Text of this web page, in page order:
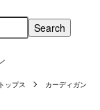
ップス カーディガン